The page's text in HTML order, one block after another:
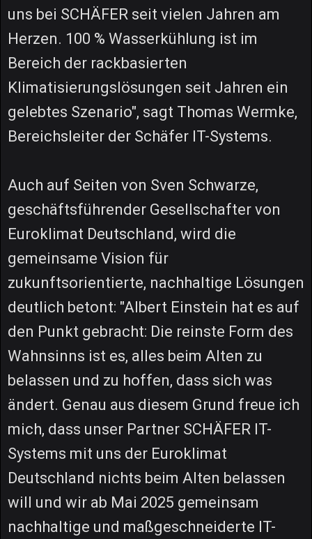
uns bei SCHÄFER seit vielen Jahren am
Herzen. 100 % Wasserkühlung ist im
Bereich der rackbasierten
Klimatisierungslösungen seit Jahren ein
gelebtes Szenario", sagt Thomas Wermke,
Bereichsleiter der Schäfer IT-Systems.
Auch auf Seiten von Sven Schwarze,
geschäftsführender Gesellschafter von
Euroklimat Deutschland, wird die
gemeinsame Vision für
zukunftsorientierte, nachhaltige Lösungen
deutlich betont: "Albert Einstein hat es auf
den Punkt gebracht: Die reinste Form des
Wahnsinns ist es, alles beim Alten zu
belassen und zu hoffen, dass sich was
ändert. Genau aus diesem Grund freue ich
mich, dass unser Partner SCHÄFER IT-
Systems mit uns der Euroklimat
Deutschland nichts beim Alten belassen
will und wir ab Mai 2025 gemeinsam
nachhaltige und maßgeschneiderte IT-